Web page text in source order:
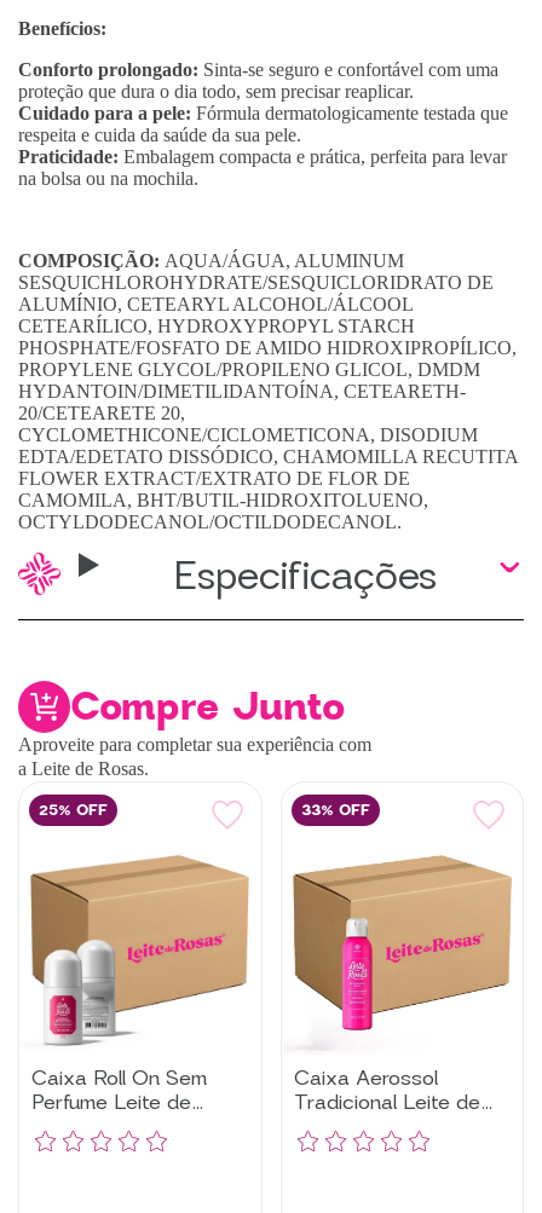
Benefícios:
Conforto prolongado: Sinta-se seguro e confortável com uma
proteção que dura o dia todo, sem precisar reaplicar.
Cuidado para a pele: Fórmula dermatologicamente testada que
respeita e cuida da saúde da sua pele.
Praticidade: Embalagem compacta e prática, perfeita para levar
na bolsa ou na mochila.
COMPOSIÇÃO: AQUA/ÁGUA, ALUMINUM
SESQUICHLOROHYDRATE/SESQUICLORIDRATO DE
ALUMÍNIO, CETEARYL ALCOHOL/ÁLCOOL
CETEARÍLICO, HYDROXYPROPYL STARCH
PHOSPHATE/FOSFATO DE AMIDO HIDROXIPROPÍLICO,
PROPYLENE GLYCOL/PROPILENO GLICOL, DMDM
HYDANTOIN/DIMETILIDANTOÍNA, CETEARETH-
20/CETEARETE 20,
CYCLOMETHICONE/CICLOMETICONA, DISODIUM
EDTA/EDETATO DISSÓDICO, CHAMOMILLA RECUTITA
FLOWER EXTRACT/EXTRATO DE FLOR DE
CAMOMILA, BHT/BUTIL-HIDROXITOLUENO,
OCTYLDODECANOL/OCTILDODECANOL.
Especificações
Compre Junto
Aproveite para completar sua experiência com
a Leite de Rosas.
25% OFF
Caixa Roll On Sem
Perfume Leite de
Rosas com 12 Un
33% OFF
Caixa Aerossol
Tradicional Leite de
Rosas com 12 UN